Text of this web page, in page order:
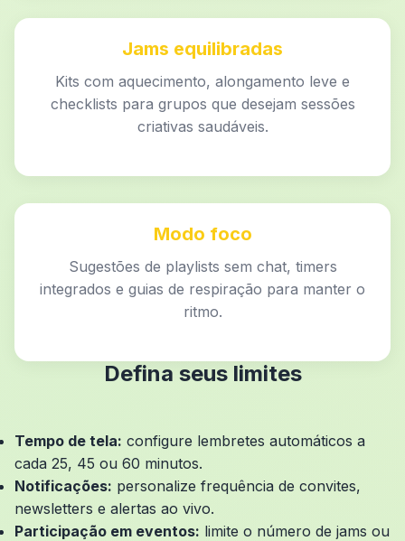
Jams equilibradas
Kits com aquecimento, alongamento leve e
checklists para grupos que desejam sessões
criativas saudáveis.
Modo foco
Sugestões de playlists sem chat, timers
integrados e guias de respiração para manter o
ritmo.
Defina seus limites
Tempo de tela: configure lembretes automáticos a
cada 25, 45 ou 60 minutos.
Notificações: personalize frequência de convites,
newsletters e alertas ao vivo.
Participação em eventos: limite o número de jams ou